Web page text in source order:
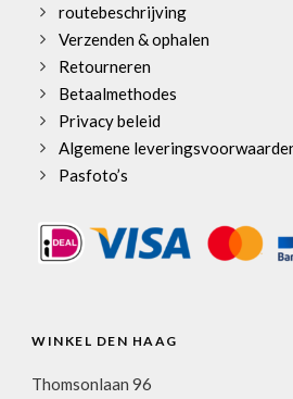
routebeschrijving
Verzenden & ophalen
Retourneren
Betaalmethodes
Privacy beleid
Algemene
Pasfoto’s
WINKEL DEN HAAG
Thomsonlaan 96